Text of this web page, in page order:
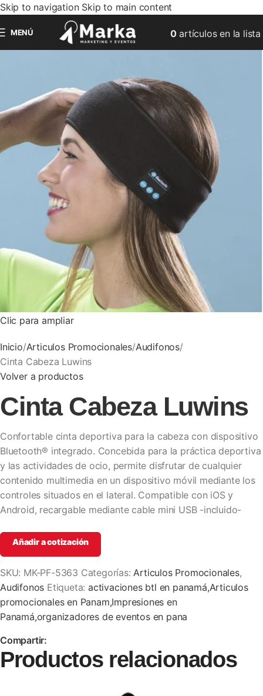
Skip to navigation Skip to main content
MENÚ 0artículosen la lista
Clic para ampliar
Inicio Articulos Promocionales Audifonos
Cinta Cabeza Luwins
Volver a productos
Cinta Cabeza Luwins
Confortable cinta deportiva para la cabeza con dispositivo
Bluetooth® integrado. Concebida para la práctica deportiva
y las actividades de ocio, permite disfrutar de cualquier
contenido multimedia en un dispositivo móvil mediante los
controles situados en el lateral. Compatible con iOS y
Android, recargable mediante cable mini USB -incluido-
Añadir a cotización
SKU: MK-PF-5363 Categorías: Articulos Promocionales,
Audifonos Etiqueta: activaciones btl en panamá,Articulos
promocionales en Panam,Impresiones en
Panamá,organizadores de eventos en pana
Compartir:
Productos relacionados